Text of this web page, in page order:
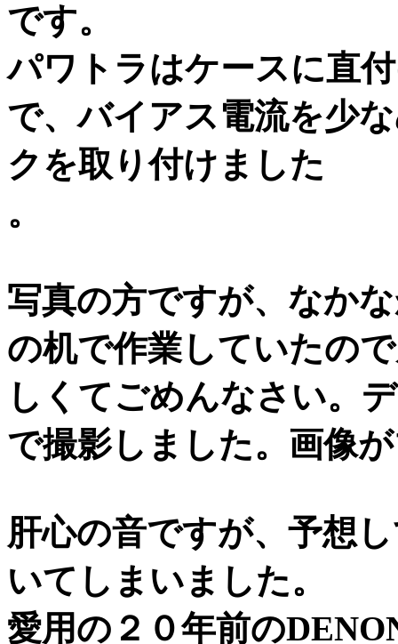
です。
パワトラはケースに直
で、バイアス電流を少
クを取り付けました
。
写真の方ですが、なか
の机で作業していたの
しくてごめんなさい。
で撮影しました。画像
肝心の音ですが、予想
いてしまいました。
愛用の２０年前の